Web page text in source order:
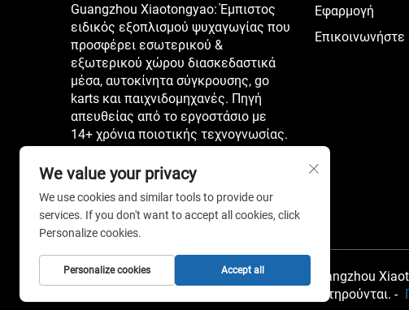
Guangzhou Xiaotongyao: Έμπιστος
ειδικός εξοπλισμού ψυχαγωγίας που
προσφέρει εσωτερικού &
εξωτερικού χώρου διασκεδαστικά
μέσα, αυτοκίνητα σύγκρουσης, go
karts και παιχνιδομηχανές. Πηγή
απευθείας από το εργοστάσιο με
14+ χρόνια ποιοτικής τεχνογνωσίας.
Εφαρμογή
Πνευματικά δικαιώματα © 2026 China Guangzhou
Equipment Co., Ltd. Όλα τα δικαιώματα διατηρούνται. -
We value your privacy
We use cookies and similar tools to provide our
services. If you don't want to accept all cookies, click
Personalize cookies.
Personalize cookies Accept all